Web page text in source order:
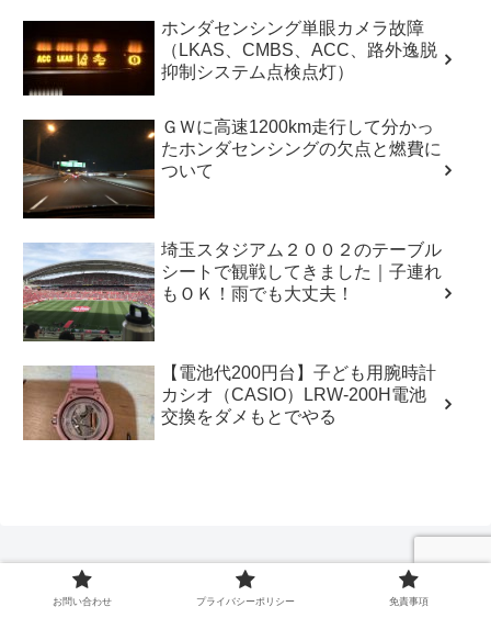
ホンダセンシング単眼カメラ故障
（LKAS、CMBS、ACC、路外逸脱
抑制システム点検点灯）
ＧＷに高速1200km走行して分かっ
たホンダセンシングの欠点と燃費に
ついて
埼玉スタジアム２００２のテーブル
シートで観戦してきました｜子連れ
もＯＫ！雨でも大丈夫！
【電池代200円台】子ども用腕時計
カシオ（CASIO）LRW-200H電池
交換をダメもとでやる
お問い合わせ プライバシーポリシー 免責事項